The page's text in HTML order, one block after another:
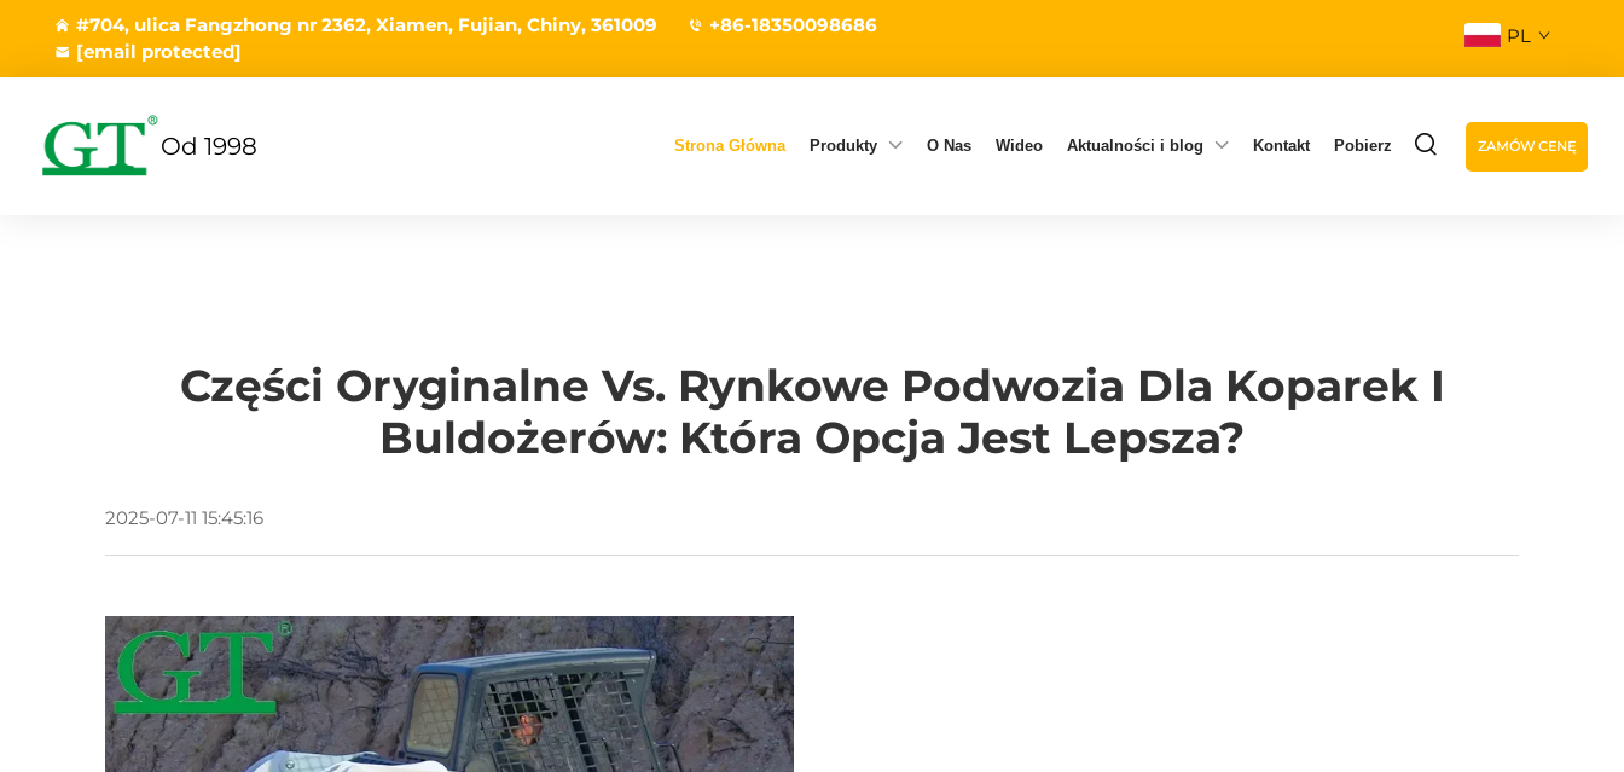
#704, ulica Fangzhong nr 2362, Xiamen, Fujian, Chiny, 361009
+86-18350098686
[email protected]
PL
Od 1998 Strona Główna Produkty O Nas Wideo Aktualności i blog Kontakt Pobierz ZAMÓW CENĘ
Części Oryginalne Vs. Rynkowe Podwozia Dla Koparek I
Buldożerów: Która Opcja Jest Lepsza?
2025-07-11 15:45:16